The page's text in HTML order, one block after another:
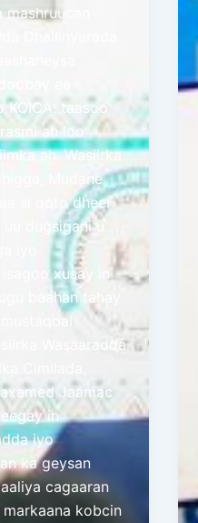
Dhallinyarada
ee
taasoo
ah loo
ah. Wasiirka
Mudane
si qoto dheer
dugsigani u
iyo
xusay in
baahan tahay
Wasaaradda
Cimilada,
Jaamac
in
iyo
ka geysan
cagaaran
kobcin